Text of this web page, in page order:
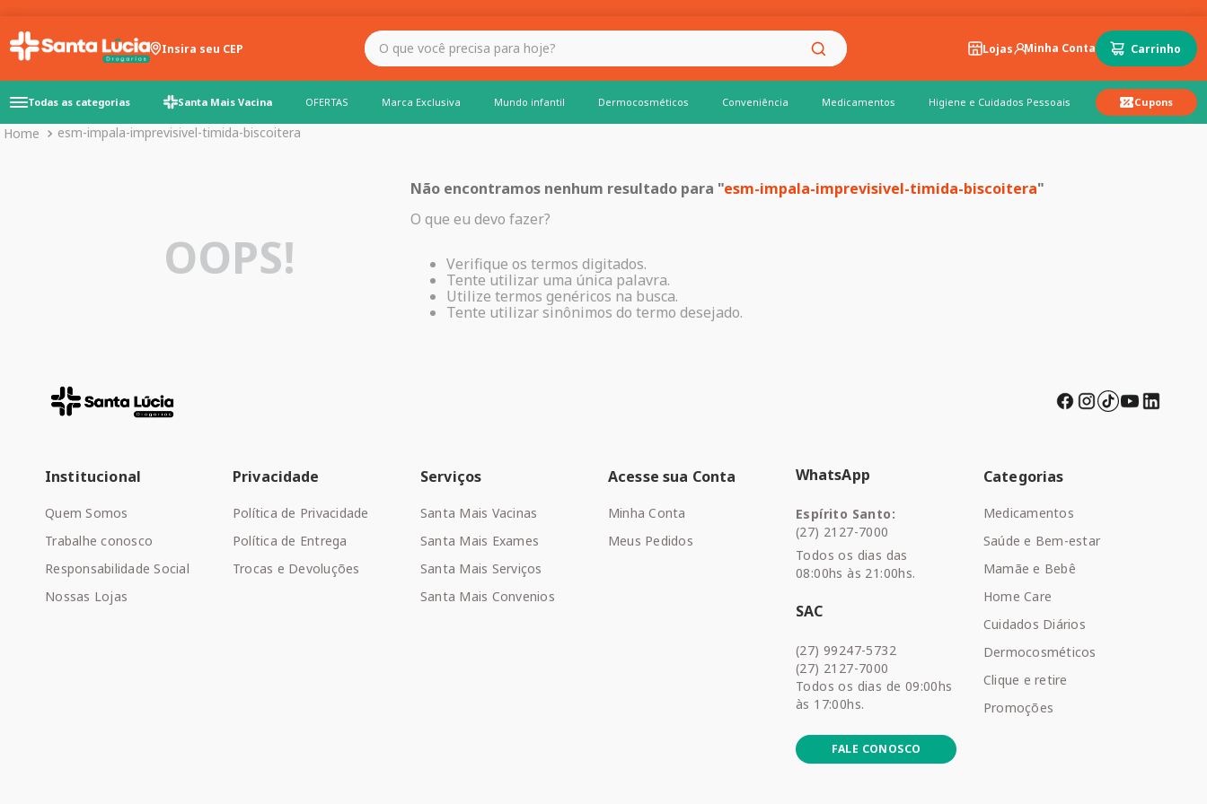
Insira seu CEP
O que você precisa para hoje?
Lojas
Todas as categorias Santa Mais Vacina OFERTAS Marca Exclusiva Mundo infantil Dermocosméticos Conveniência Medicamentos Higiene e Cuidados Pessoais Cupons
esm-impala-imprevisivel-timida-biscoitera
OOPS!
Não encontramos nenhum resultado para "esm-impala-imprevisivel-timida-biscoitera"
O que eu devo fazer?
Verifique os termos digitados.
Tente utilizar uma única palavra.
Utilize termos genéricos na busca.
Tente utilizar sinônimos do termo desejado.
Institucional
Quem Somos
Trabalhe conosco
Responsabilidade Social
Nossas Lojas
Privacidade
Política de Privacidade
Política de Entrega
Trocas e Devoluções
Serviços
Santa Mais Vacinas
Santa Mais Exames
Santa Mais Serviços
Santa Mais Convenios
Acesse sua Conta
Minha Conta
Meus Pedidos
WhatsApp
Espírito Santo:
(27) 2127-7000
Todos os dias das
08:00hs às 21:00hs.
SAC
(27) 99247-5732
(27) 2127-7000
Todos os dias de 09:00hs
às 17:00hs.
FALE CONOSCO
Categorias
Medicamentos
Saúde e Bem-estar
Mamãe e Bebê
Home Care
Cuidados Diários
Dermocosméticos
Clique e retire
Promoções